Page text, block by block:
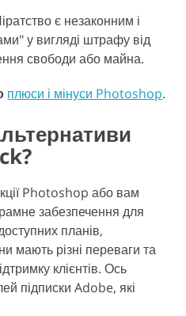
є незаконним і
у вигляді штрафу від
свободи або майна.
плюси і мінуси Photoshop.
Photoshop або вам
забезпечення для
планів,
мають різні переваги та
клієнтів. Ось
підписки Adobe, які